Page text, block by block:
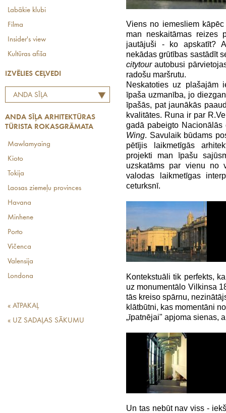
Labākie klubi
Filma
Insider's view
Kultūras afiša
IZVĒLIES CEĻVEDI
ANDA SĪĻA
ROKASGRĀMATA
ANDA SĪĻA ARHITEKTŪRAS
TŪRISTA ROKASGRĀMATA
Mawlamyaing
Kioto
Tokija
Laosas ziemeļu provinces
Havana
Minhene
Porto
Vičenca
Valensija
Londona
« ATPAKAĻ
« UZ SADAĻAS SĀKUMU
Viens no iemesliem
man neskaitāmas reizes
jautājuši - ko apskatīt?
nekādas grūtības sastādīt
citytourautobusi
radošu maršrutu.
Neskatoties uz plašajām
īpaša uzmanība, jo
īpašās, pat jaunākās
kvalitātes. Runa ir par
gadā pabeigto
Wing. Savulaik būdams
pētījis laikmetīgās
projekti man īpašu
uzskatāms par vienu no
valodas laikmetīgas
ceturksnī.
Kontekstuāli tik perfekts,
uz monumentālo Vilkinsa
tās kreiso spārnu,
klātbūtni, kas momentāni
„īpatnējai" apjoma sienas,
Un tas nebūt nav viss -